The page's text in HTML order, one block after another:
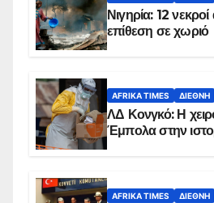
Νιγηρία: 12
επίθεση σε χωριό
AFRIKA TIMES ΔΙΕΘΝΉ
ΛΔ Κονγκό: Η
Έμπολα στην
AFRIKA TIMES ΔΙΕΘΝΉ